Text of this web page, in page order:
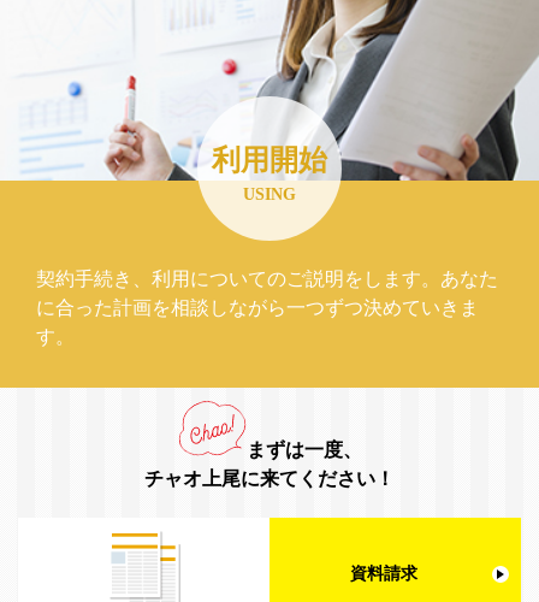
利用開始
USING
契約手続き、利用についてのご説明をします。あなた
に合った計画を相談しながら一つずつ決めていきま
す。
まずは一度、
チャオ上尾に来てください！
資料請求